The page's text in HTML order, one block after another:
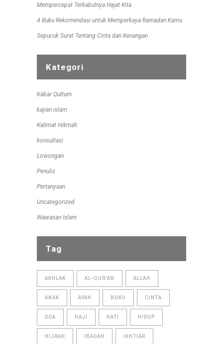
Mempercepat Terkabulnya Hajat Kita
4 Buku Rekomendasi untuk Memperkaya Ramadan Kamu
Sepucuk Surat Tentang Cinta dan Kenangan
Kategori
Kabar Qultum
kajian islam
Kalimat Hikmah
konsultasi
Lowongan
Penulis
Pertanyaan
Uncategorized
Wawasan Islam
Tag
AKHLAK AL-QUR'AN ALLAH
ANAK AYAH BUKU CINTA
DOA HAJI HATI HIDUP
HIJRAH IBADAH IKHTIAR